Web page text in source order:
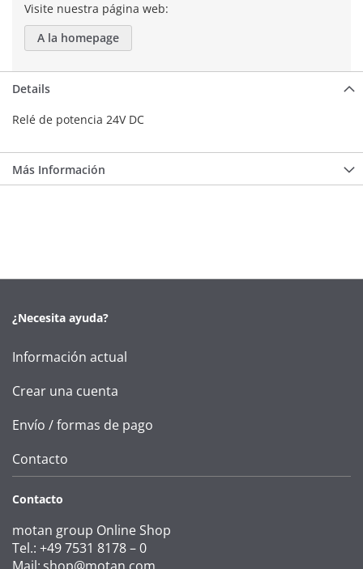
Visite nuestra página web:
A la homepage
Details
Relé de potencia 24V DC
Más Información
¿Necesita ayuda?
Información actual
Crear una cuenta
Envío / formas de pago
Contacto
Contacto
motan group Online Shop
Tel.: +49 7531 8178 – 0